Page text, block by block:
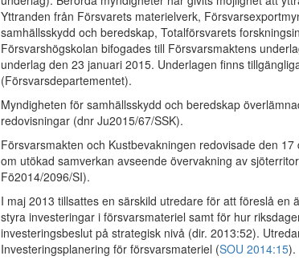
Yttranden från Försvarets materielverk,
samhällsskydd och beredskap, Totalförsvarets
Försvarshögskolan bifogades till Försvarsmaktens
underlag den 23 januari 2015. Underlagen finns
(Försvarsdepartementet).
Myndigheten för samhällsskydd och beredskap
redovisningar (dnr Ju2015/67/SSK).
Försvarsmakten och Kustbevakningen redovisade den
om utökad samverkan avseende övervakning av
Fö2014/2096/SI).
I maj 2013 tillsattes en särskild utredare för att föreslå en
styra investeringar i försvarsmateriel samt för hur
investeringsbeslut på strategisk nivå (dir. 2013:52).
Investeringsplanering för försvarsmateriel (SOU 2014:15).